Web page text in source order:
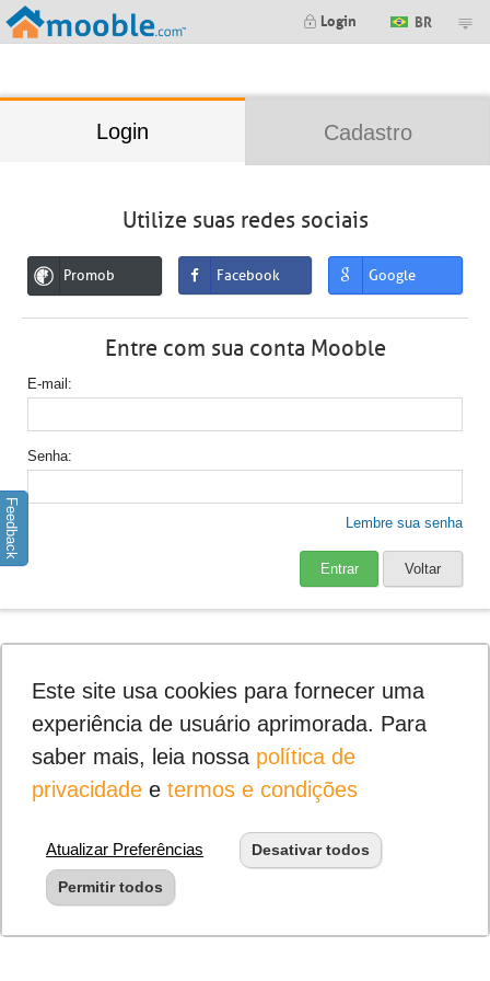
Login BR
Login Cadastro
Utilize suas redes sociais
Promob Facebook Google
Entre com sua conta Mooble
E-mail
Senha
Lembre sua senha
Entrar Voltar
Feedback
Este site usa cookies para fornecer uma
experiência de usuário aprimorada. Para
saber mais, leia nossa política de
privacidadee termos e condições
Atualizar Preferências Desativar todos
Permitir todos